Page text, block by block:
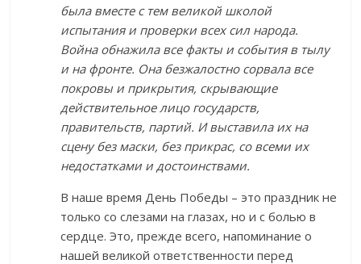
была вместе с тем великой школой
испытания и проверки всех сил народа.
Война обнажила все факты и события в тылу
и на фронте. Она безжалостно сорвала все
покровы и прикрытия, скрывающие
действительное лицо государств,
правительств, партий. И выставила их на
сцену без маски, без прикрас, со всеми их
недостатками и достоинствами.
В наше время День Победы – это праздник не
только со слезами на глазах, но и с болью в
сердце. Это, прежде всего, напоминание о
нашей великой ответственности перед